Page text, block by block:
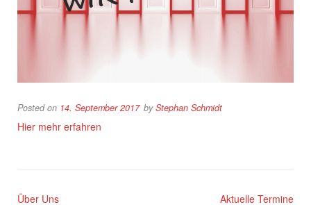
Posted on 14. September 2017 byStephan Schmidt
Hier mehr erfahren
Über Uns Aktuelle Termine